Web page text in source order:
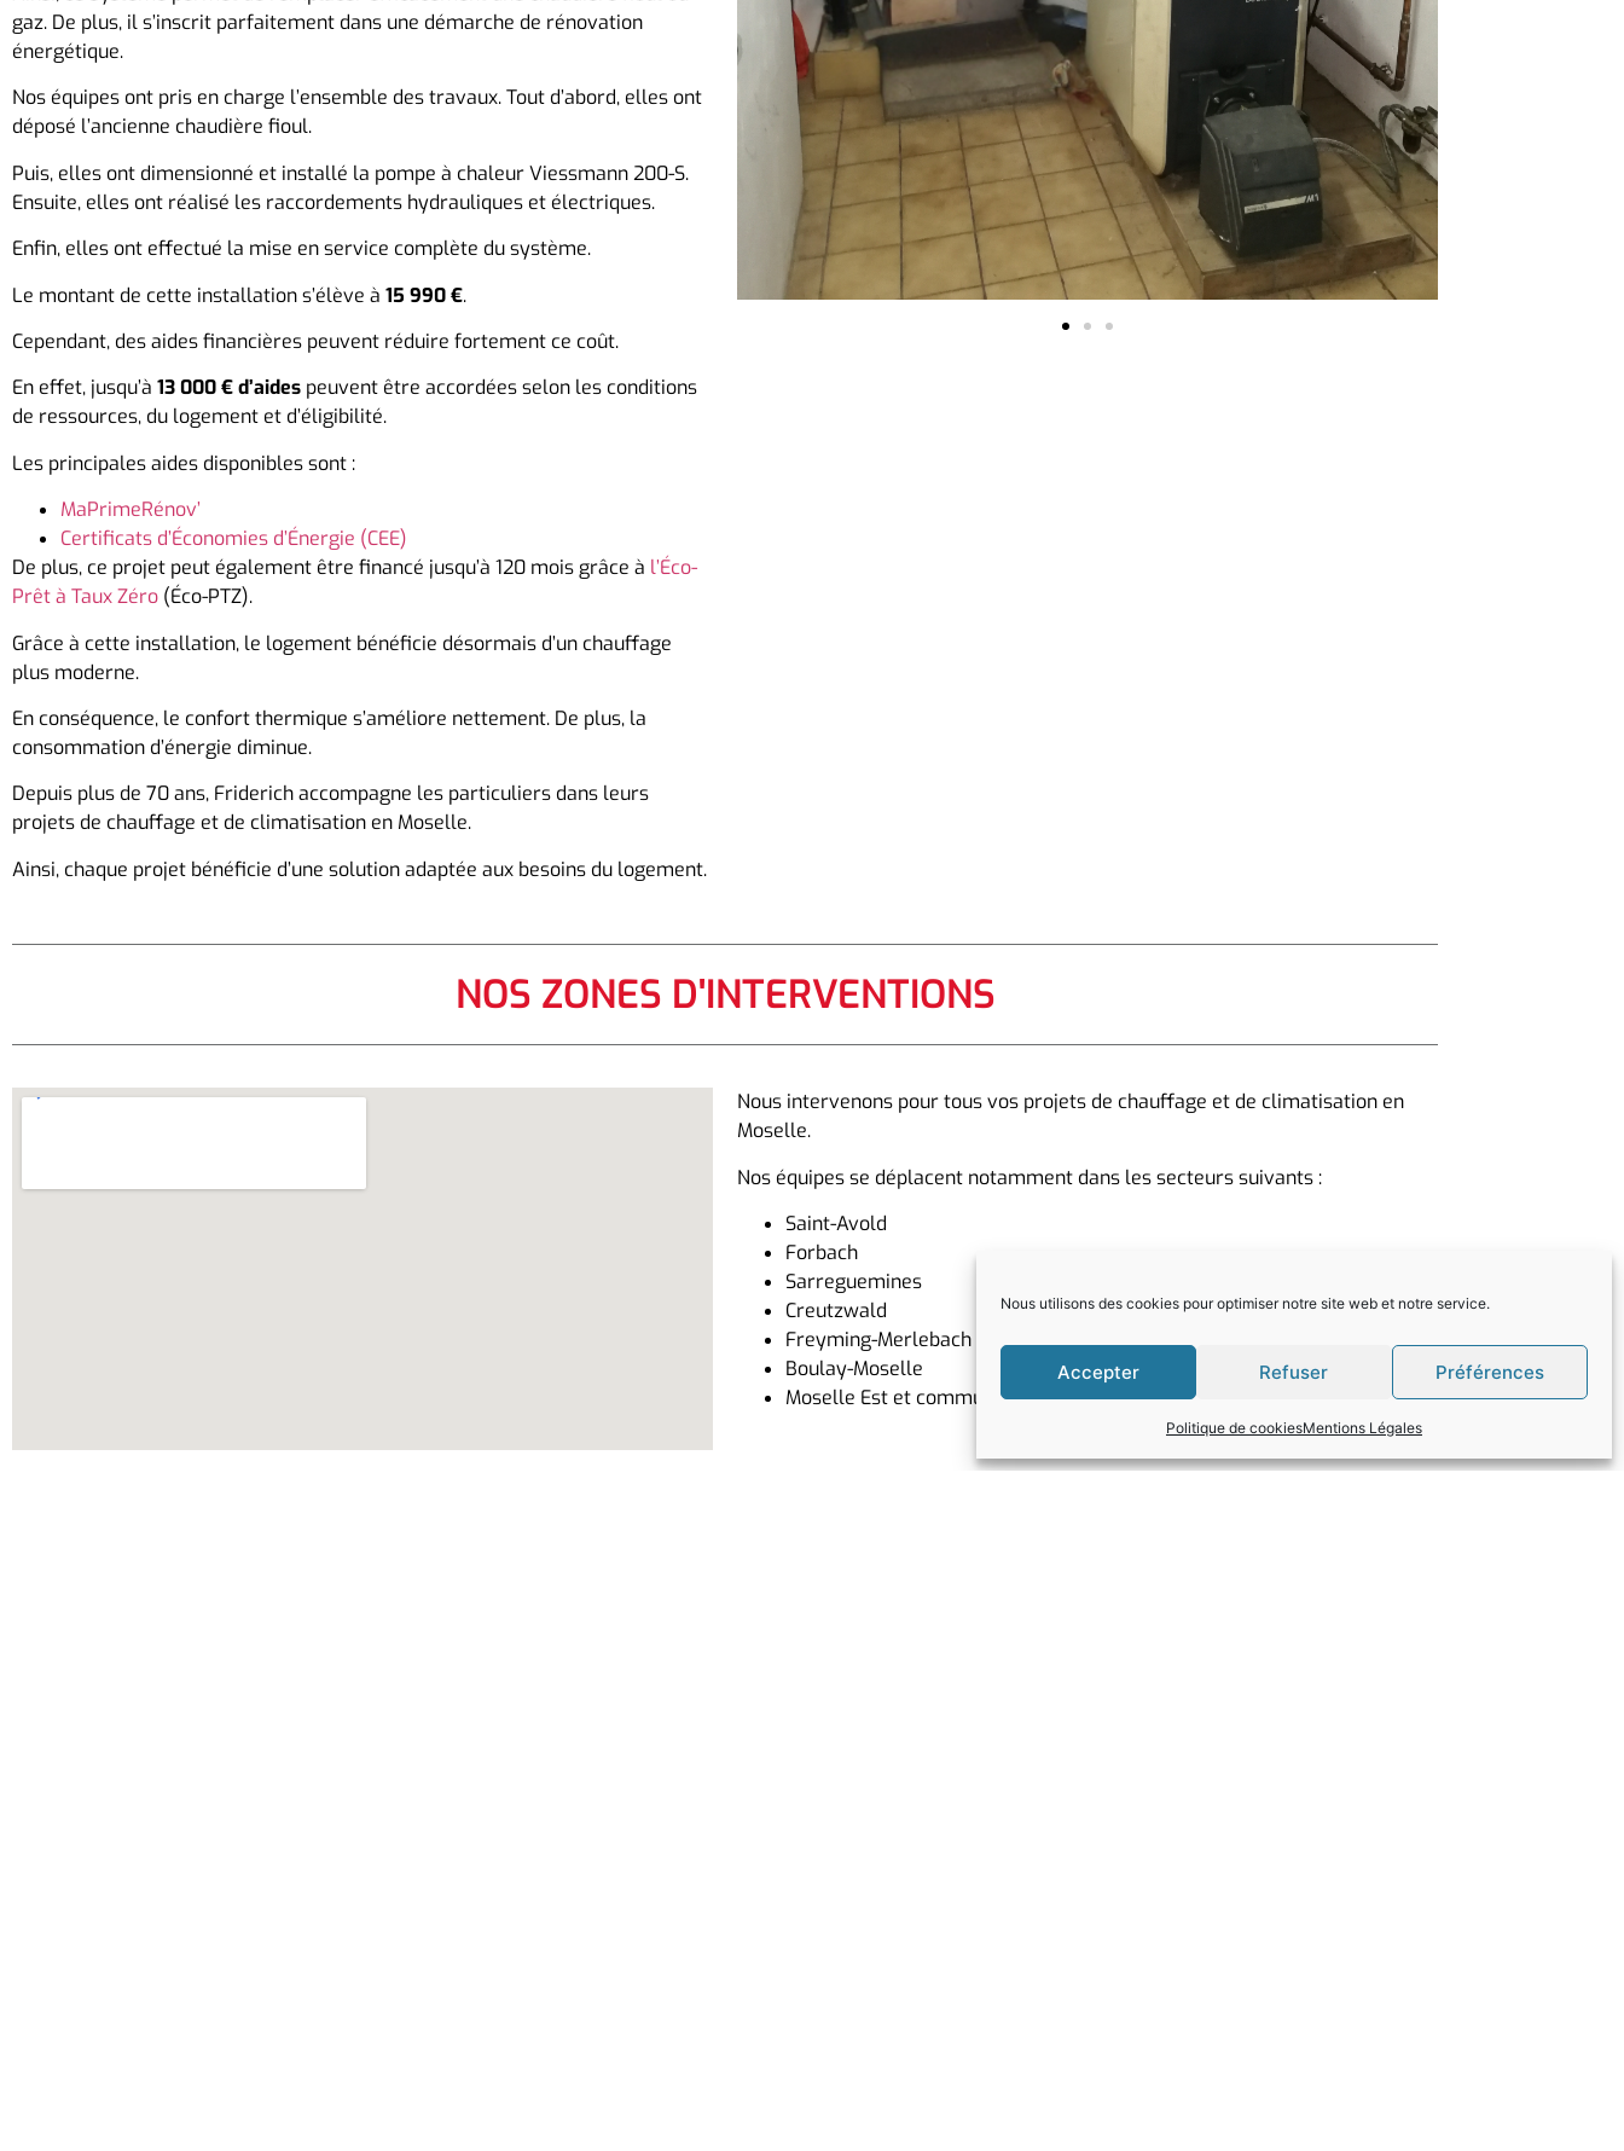
Nous utilisons des cookies pour optimiser notre site web et notre service.
Accepter Refuser Préférences
Politique de cookiesMentions Légales
gaz. De plus, il s’inscrit parfaitement dans une démarche de rénovation
énergétique.
Nos équipes ont pris en charge l’ensemble des travaux. Tout d’abord, elles ont
déposé l’ancienne chaudière fioul.
Puis, elles ont dimensionné et installé la pompe à chaleur Viessmann 200-S.
Ensuite, elles ont réalisé les raccordements hydrauliques et électriques.
Enfin, elles ont effectué la mise en service complète du système.
Le montant de cette installation s’élève à 15 990 €.
Cependant, des aides financières peuvent réduire fortement ce coût.
En effet, jusqu’à 13 000 € d’aides peuvent être accordées selon les conditions
de ressources, du logement et d’éligibilité.
Les principales aides disponibles sont :
MaPrimeRénov’
Certificats d’Économies d’Énergie (CEE)
De plus, ce projet peut également être financé jusqu’à 120 mois grâce à l’Éco-
Prêt à Taux Zéro (Éco-PTZ).
Grâce à cette installation, le logement bénéficie désormais d’un chauffage
plus moderne.
En conséquence, le confort thermique s’améliore nettement. De plus, la
consommation d’énergie diminue.
Depuis plus de 70 ans, Friderich accompagne les particuliers dans leurs
projets de chauffage et de climatisation en Moselle.
Ainsi, chaque projet bénéficie d’une solution adaptée aux besoins du logement.
NOS ZONES D'INTERVENTIONS
Nous intervenons pour tous vos projets de chauffage et de climatisation en
Moselle.
Nos équipes se déplacent notamment dans les secteurs suivants :
Saint-Avold
Forbach
Sarreguemines
Creutzwald
Freyming-Merlebach
Boulay-Moselle
Moselle Est et communes alentours